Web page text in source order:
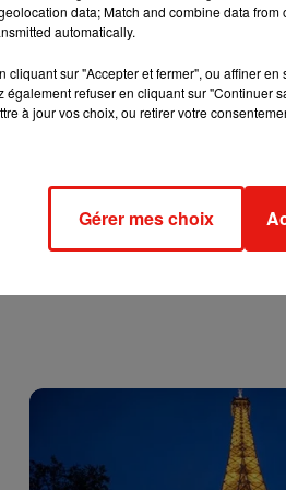
à laquelle Samuel Paty a
une source proche du dossier.
pour cible l'enseignant, où
étaient en garde à vue mardi
data; Match and combine data
automatically.
cliquant sur "Accepter et fermer", ou affiner
également refuser en cliquant sur "Continuer
à jour vos choix, ou retirer votre
Gérer mes choix